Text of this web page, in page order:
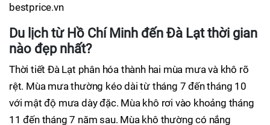
bestprice.vn
Du lịch từ Hồ Chí Minh đến Đà Lạt thời gian
nào đẹp nhất?
Thời tiết Đà Lạt phân hóa thành hai mùa mưa và khô rõ
rệt. Mùa mưa thường kéo dài từ tháng 7 đến tháng 10
với mật độ mưa dày đặc. Mùa khô rơi vào khoảng tháng
11 đến tháng 7 năm sau. Mùa khô thường có nắng